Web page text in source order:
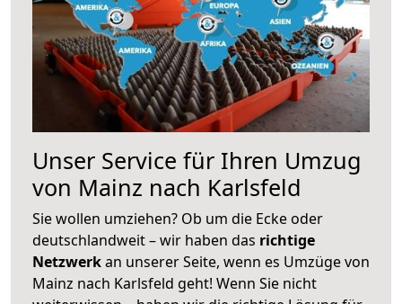
Unser Service für Ihren Umzug
von Mainz nach Karlsfeld
Sie wollen umziehen? Ob um die Ecke oder
deutschlandweit – wir haben das richtige
Netzwerkan unserer Seite, wenn es Umzüge von
Mainz nach Karlsfeld geht! Wenn Sie nicht